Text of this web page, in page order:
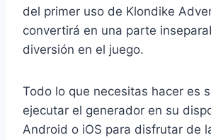
del primer uso de Klondike
convertirá en una parte
diversión en el juego.
Todo lo que necesitas hacer es
ejecutar el generador en su
Android o iOS para disfrutar de